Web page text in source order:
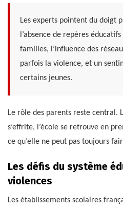
Les experts pointent du doigt
l’absence de repères
familles, l’influence des
parfois la violence, et un
certains jeunes.
Le rôle des parents reste central.
s’effrite, l’école se retrouve en
ce qu’elle ne peut pas toujours
Les défis du système
violences
Les établissements scolaires